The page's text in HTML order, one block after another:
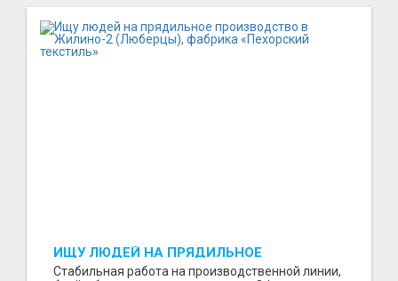
ИЩУ ЛЮДЕЙ НА ПРЯДИЛЬНОЕ
ПРОИЗВОДСТВО В ЖИЛИНО-2
Стабильная работа на производственной линии,